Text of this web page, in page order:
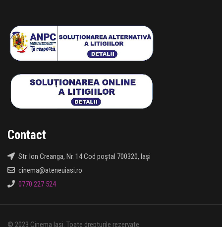
Contact
Str. Ion Creanga, Nr. 14 Cod poștal 700320, Iași
cinema@ateneuiasi.ro
0770 227 524
© 2023 Cinema Iași. Toate drepturile rezervate.